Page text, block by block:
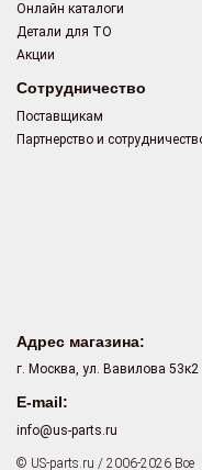
Онлайн каталоги
Детали для ТО
Акции
Сотрудничество
Поставщикам
Партнерство и
Адрес магазина:
г. Москва, ул. Вавилова 53к2
E-mail:
info@us-parts.ru
© US-parts.ru / 2006-2026 Все